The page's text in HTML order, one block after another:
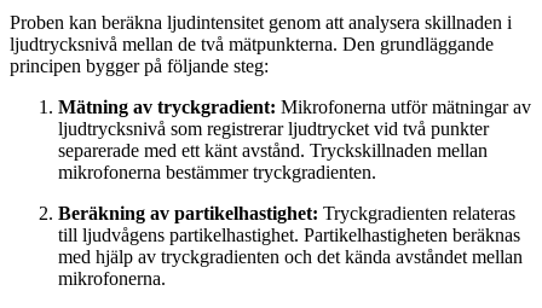
Proben kan beräkna ljudintensitet genom att analysera skillnaden i
ljudtrycksnivå mellan de två mätpunkterna. Den grundläggande
principen bygger på följande steg:
Mätning av tryckgradient: Mikrofonerna utför mätningar av
ljudtrycksnivå som registrerar ljudtrycket vid två punkter
separerade med ett känt avstånd. Tryckskillnaden mellan
mikrofonerna bestämmer tryckgradienten.
Beräkning av partikelhastighet: Tryckgradienten relateras
till ljudvågens partikelhastighet. Partikelhastigheten beräknas
med hjälp av tryckgradienten och det kända avståndet mellan
mikrofonerna.